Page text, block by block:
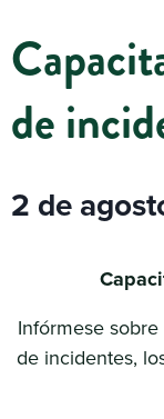
de
2 de
Infórmese
de incidentes,